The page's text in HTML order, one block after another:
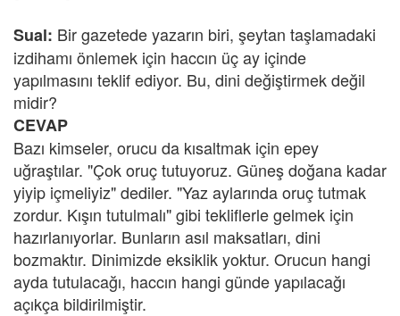
Sual: Bir gazetede yazarın biri, şeytan taşlamadaki
izdihamı önlemek için haccın üç ay içinde
yapılmasını teklif ediyor. Bu, dini değiştirmek değil
midir?
CEVAP
Bazı kimseler, orucu da kısaltmak için epey
uğraştılar. "Çok oruç tutuyoruz. Güneş doğana kadar
yiyip içmeliyiz" dediler. "Yaz aylarında oruç tutmak
zordur. Kışın tutulmalı" gibi tekliflerle gelmek için
hazırlanıyorlar. Bunların asıl maksatları, dini
bozmaktır. Dinimizde eksiklik yoktur. Orucun hangi
ayda tutulacağı, haccın hangi günde yapılacağı
açıkça bildirilmiştir.